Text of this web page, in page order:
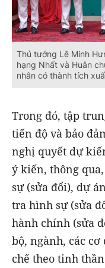
Thủ tướng Lê Minh
hạng Nhất và Huân
nhân có thành tích
Trong đó, tập
tiến độ và bảo
nghị quyết dự
ý kiến, thông
sự (sửa đổi), dự
tra hình sự (sửa
hành chính (sửa
bộ, ngành, các
chế theo tinh